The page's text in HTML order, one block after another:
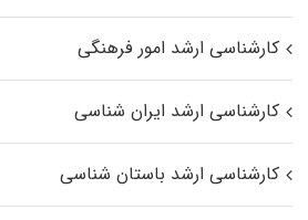
کارشناسی ارشد امور فرهنگی
کارشناسی ارشد ایران شناسی
کارشناسی ارشد باستان شناسی